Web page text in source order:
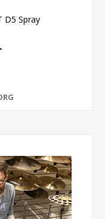
D5 Spray